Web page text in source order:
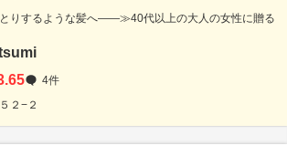
りするような髪へ――≫40代以上の大人の女性に贈る
4件
２−２